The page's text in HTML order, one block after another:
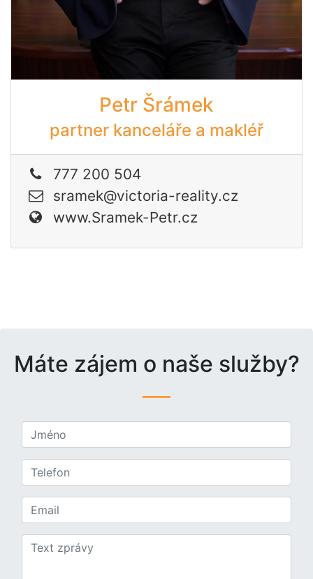
Petr Šrámek
partner kanceláře a makléř
777 200 504
sramek@victoria-reality.cz
www.Sramek-Petr.cz
Máte zájem o naše služby?